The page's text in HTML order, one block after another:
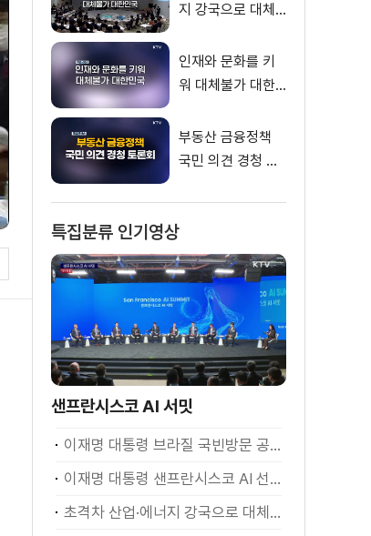
지 강국으로 대체
인재와 문화를 키
워 대체불가 대한
부동산 금융정책
국민 의견 경청 토
특집분류 인기영상
샌프란시스코 AI 서밋
이재명 대통령 브라질 국빈방문 공식환영식
이재명 대통령 샌프란시스코 AI 선언
초격차 산업·에너지 강국으로 대체불가 대한민국 이재명 대통령 모두말씀